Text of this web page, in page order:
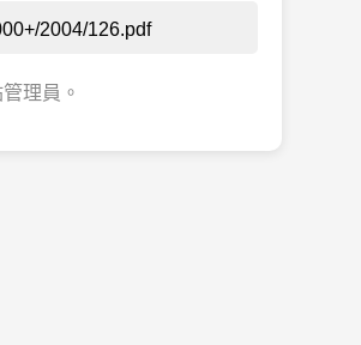
2004/126.pdf
理員。